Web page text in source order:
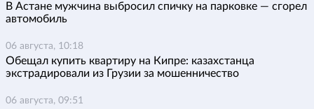
В Астане мужчина выбросил спичку на парковке — сгорел
автомобиль
06 августа, 10:18
Обещал купить квартиру на Кипре: казахстанца
экстрадировали из Грузии за мошенничество
06 августа, 09:51